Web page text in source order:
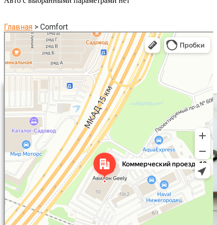
Главная > Comfort
Котельники
Яндекс Карты — транспорт, навигация, поиск мест